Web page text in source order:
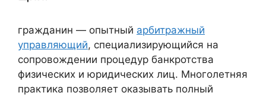
гражданин — опытный арбитражный
управляющий, специализирующийся на
сопровождении процедур банкротства
физических и юридических лиц. Многолетняя
практика позволяет оказывать полный